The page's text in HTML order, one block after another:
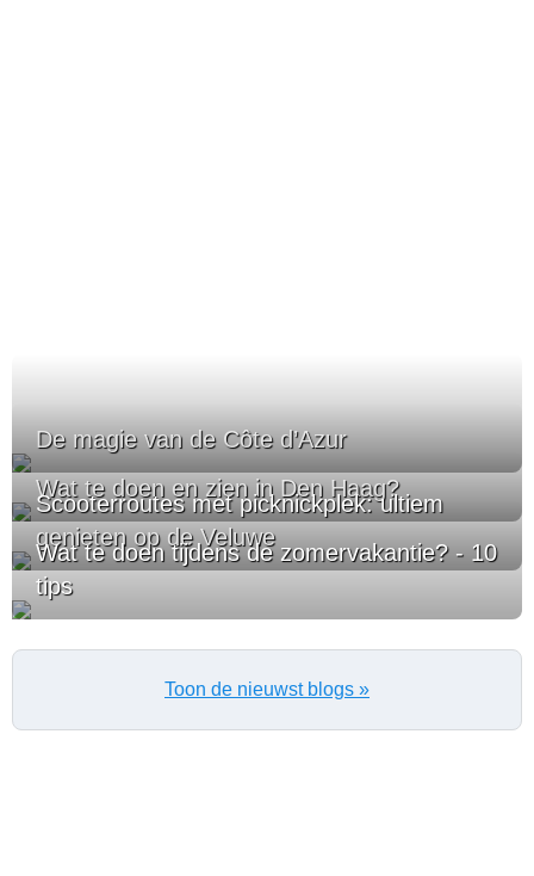
De magie van de Côte d’Azur
Wat te doen en zien in Den Haag?
Scooterroutes met picknickplek: ultiem
genieten op de Veluwe
Wat te doen tijdens de zomervakantie? - 10
tips
Toon de nieuwst blogs »